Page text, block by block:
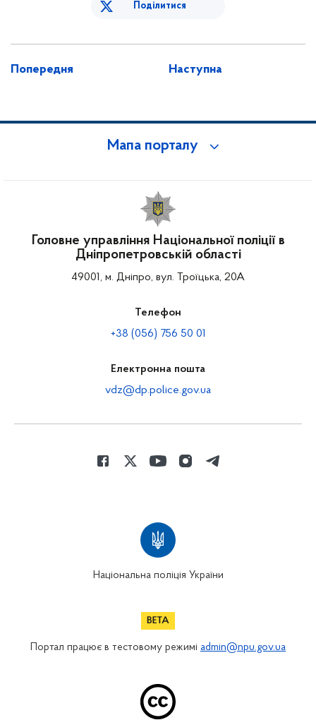
Поділитися
Попередня Наступна
Мапа порталу
Головне управління Національної поліції в
Дніпропетровській області
49001, м. Дніпро, вул. Троїцька, 20А
Телефон
+38 (056) 756 50 01
Електронна пошта
vdz@dp.police.gov.ua
Національна поліція України
Портал працює в тестовому режимі admin@npu.gov.ua